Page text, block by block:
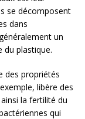
se décomposent
dans
un
du plastique.
des propriétés
libère des
la fertilité du
qui